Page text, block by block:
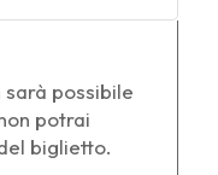
possibile
potrai
biglietto.